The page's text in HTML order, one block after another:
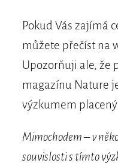
Pokud Vás zajímá
můžete přečíst na
Upozorňuji ale, že
magazínu Nature
výzkumem
Mimochodem – v
souvislosti s tímto